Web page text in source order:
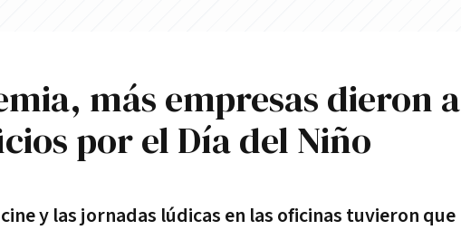
más empresas dieron a
por el Día del Niño
y las jornadas lúdicas en las oficinas tuvieron que